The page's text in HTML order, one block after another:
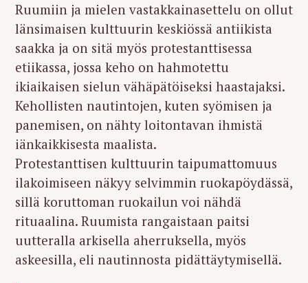
Ruumiin ja mielen vastakkainasettelu on ollut
länsimaisen kulttuurin keskiössä antiikista
saakka ja on sitä myös protestanttisessa
etiikassa, jossa keho on hahmotettu
ikiaikaisen sielun vähäpätöiseksi haastajaksi.
Kehollisten nautintojen, kuten syömisen ja
panemisen, on nähty loitontavan ihmistä
iänkaikkisesta maalista.
Protestanttisen kulttuurin taipumattomuus
ilakoimiseen näkyy selvimmin ruokapöydässä,
sillä koruttoman ruokailun voi nähdä
rituaalina. Ruumista rangaistaan paitsi
uutteralla arkisella aherruksella, myös
askeesilla, eli nautinnosta pidättäytymisellä.